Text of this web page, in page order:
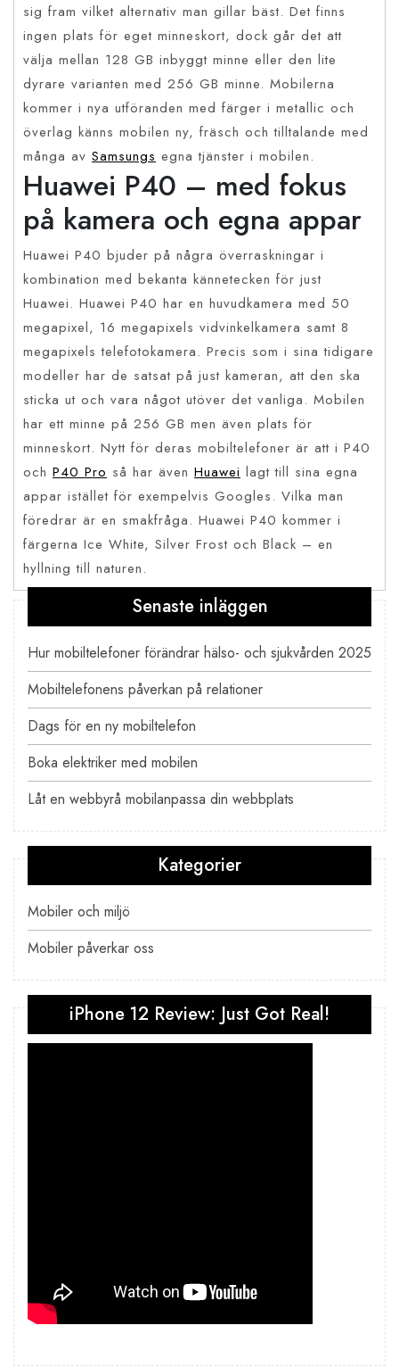
sig fram vilket alternativ man gillar bäst. Det finns
ingen plats för eget minneskort, dock går det att
välja mellan 128 GB inbyggt minne eller den lite
dyrare varianten med 256 GB minne. Mobilerna
kommer i nya utföranden med färger i metallic och
överlag känns mobilen ny, fräsch och tilltalande med
många av Samsungs egna tjänster i mobilen.
Huawei P40 – med fokus
på kamera och egna appar
Huawei P40 bjuder på några överraskningar i
kombination med bekanta kännetecken för just
Huawei. Huawei P40 har en huvudkamera med 50
megapixel, 16 megapixels vidvinkelkamera samt 8
megapixels telefotokamera. Precis som i sina tidigare
modeller har de satsat på just kameran, att den ska
sticka ut och vara något utöver det vanliga. Mobilen
har ett minne på 256 GB men även plats för
minneskort. Nytt för deras mobiltelefoner är att i P40
och P40 Pro så har även Huawei lagt till sina egna
appar istället för exempelvis Googles. Vilka man
föredrar är en smakfråga. Huawei P40 kommer i
färgerna Ice White, Silver Frost och Black – en
hyllning till naturen.
Inläggsnavigering
Senaste inläggen
Hur mobiltelefoner förändrar hälso- och sjukvården 2025
Mobiltelefonens påverkan på relationer
Dags för en ny mobiltelefon
Boka elektriker med mobilen
Låt en webbyrå mobilanpassa din webbplats
Kategorier
Mobiler och miljö
Mobiler påverkar oss
iPhone 12 Review: Just Got Real!